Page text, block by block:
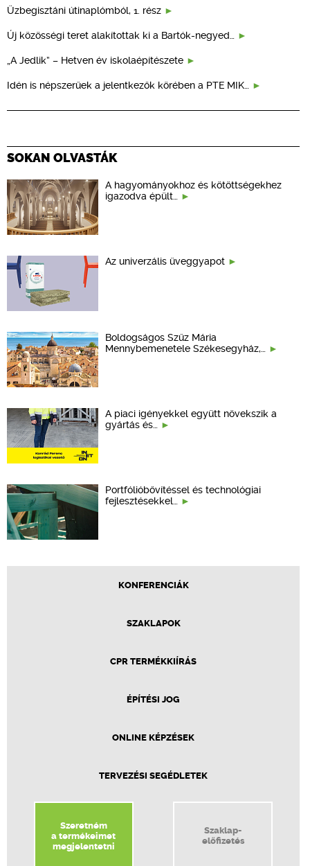
Üzbegisztáni útinaplómból, 1. rész
Új közösségi teret alakítottak ki a Bartók-negyed…
„A Jedlik” – Hetven év iskolaépítészete
Idén is népszerűek a jelentkezők körében a PTE MIK…
SOKAN OLVASTÁK
A hagyományokhoz és kötöttségekhez
igazodva épült…
Az univerzális üveggyapot
Boldogságos Szűz Mária
Mennybemenetele Székesegyház,…
A piaci igényekkel együtt növekszik a
gyártás és…
Portfólióbővítéssel és technológiai
fejlesztésekkel…
KONFERENCIÁK
SZAKLAPOK
CPR TERMÉKKIÍRÁS
ÉPÍTÉSI JOG
ONLINE KÉPZÉSEK
TERVEZÉSI SEGÉDLETEK
Szeretném
a termékeimet
megjelentetni
Szaklap-
előfizetés